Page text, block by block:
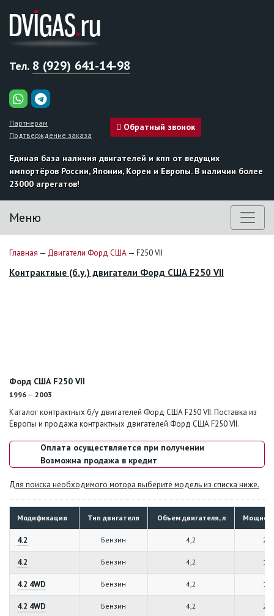
Тел. 8 (929) 641-14-98
Партнерам
Подтверждение заказа
Обратный звонок
Единая база наличия двигателей и кпп от ведущих
импортёров России, Японии, Кореи и Европы. В наличии более
23000 агрегатов!
Меню
Главная — Двигатели Форд США — F250 VII
Контрактные (б.у.) двигатели Форд США F250 VII
Форд США F250 VII
1996 — 2003
Каталог контрактных б/у двигателей Форд США F250 VII. Поставка из
Европы и продажа контрактных двигателей Форд США F250 VII.
Оплата осуществляется при получении
Возможна продажа в кредит
Для поиска необходимого мотора выберите модель из списка ниже.
Модификация Тип двигателя Объем двигателя, л
4.2 Бензин 4,2
4.2 Бензин 4,2
4.2 4WD Бензин 4,2
4.2 4WD Бензин 4,2